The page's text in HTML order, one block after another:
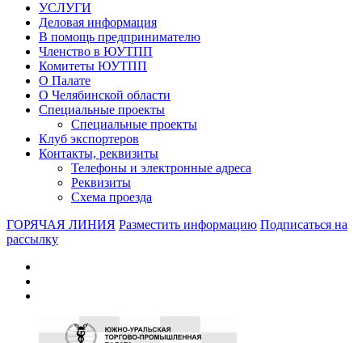
УСЛУГИ
Деловая информация
В помощь предпринимателю
Членство в ЮУТПП
Комитеты ЮУТПП
О Палате
О Челябинской области
Специальные проекты
Специальные проекты
Клуб экспортеров
Контакты, реквизиты
Телефоны и электронные адреса
Реквизиты
Схема проезда
ГОРЯЧАЯ ЛИНИЯ Разместить информацию Подписаться на
рассылку